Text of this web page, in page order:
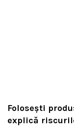
Folosești
explică